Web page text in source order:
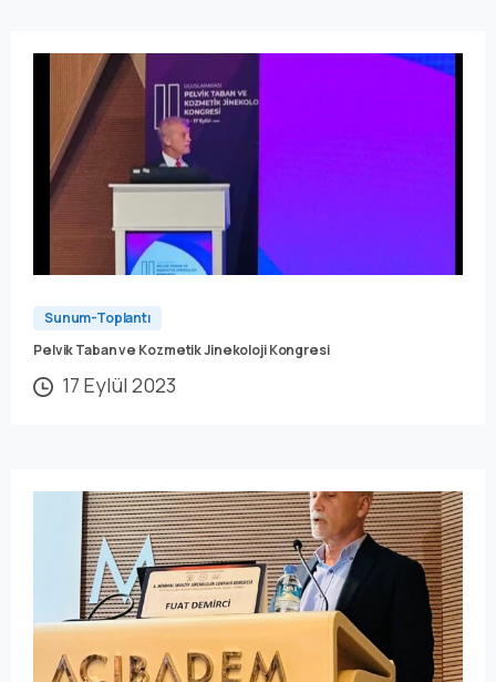
Sunum-Toplantı
Pelvik Taban ve Kozmetik Jinekoloji Kongresi
17 Eylül 2023